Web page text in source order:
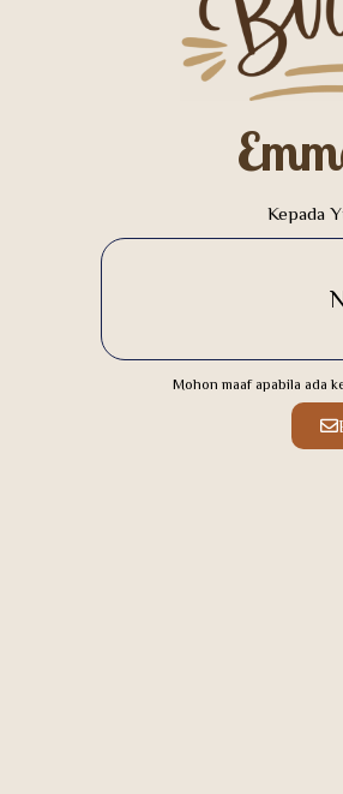
Kepada
Mohon maaf apabila ada